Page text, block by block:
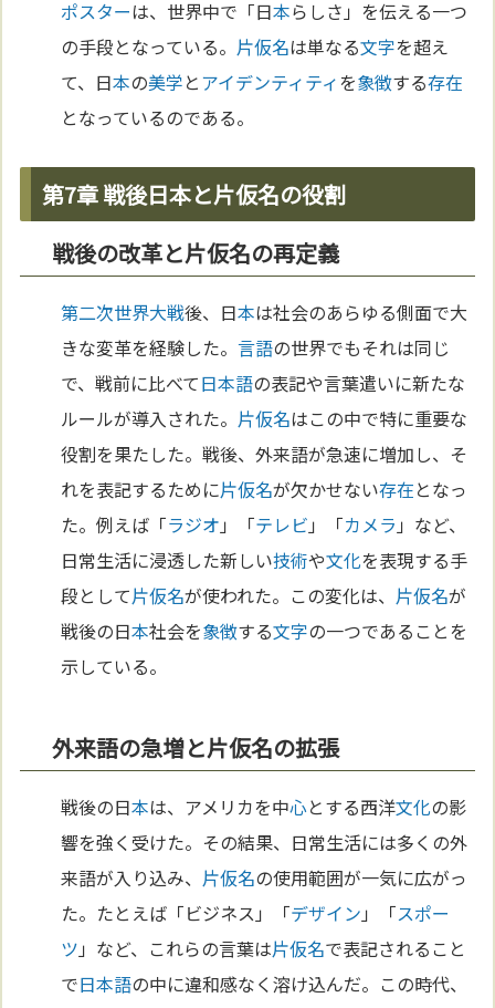
ポスターは、世界中で「日本らしさ」を伝える一つ
の手段となっている。 片仮名は単なる文字を超え
て、日本の美学とアイデンティティを象徴する存在
となっているのである。
第7章 戦後日本と片仮名の役割
戦後の改革と片仮名の再定義
第二次世界大戦後、日本は社会のあらゆる側面で大
きな変革を経験した。言語の世界でもそれは同じ
で、戦前に比べて日本語の表記や言葉遣いに新たな
ルールが導入された。 片仮名はこの中で特に重要な
役割を果たした。戦後、外来語が急速に増加し、そ
れを表記するために片仮名が欠かせない存在となっ
た。例えば「ラジオ 」「テレビ 」「カメラ 」など、
日常生活に浸透した新しい技術や文化を表現する手
段として片仮名が使われた。この変化は、 片仮名が
戦後の日本社会を象徴する文字の一つであることを
示している。
外来語の急増と片仮名の拡張
戦後の日本は、アメリカを中心とする西洋文化の影
響を強く受けた。その結果、日常生活には多くの外
来語が入り込み、 片仮名の使用範囲が一気に広がっ
た。たとえば「ビジネス」「デザイン 」「スポー
ツ 」など、これらの言葉は片仮名で表記されること
で日本語の中に違和感なく溶け込んだ。この時代、